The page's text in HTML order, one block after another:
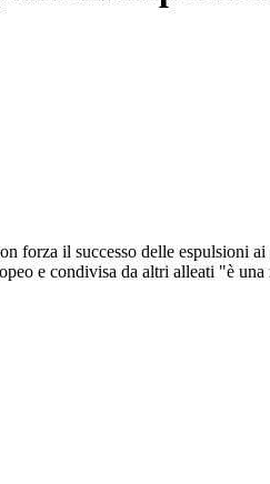
forza il successo delle
e condivisa da altri alleati "è